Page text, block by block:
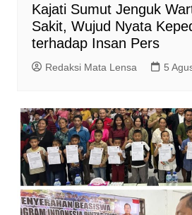
Kajati Sumut Jenguk
Sakit, Wujud Nyata
terhadap Insan Pers
Redaksi Mata Lensa 5